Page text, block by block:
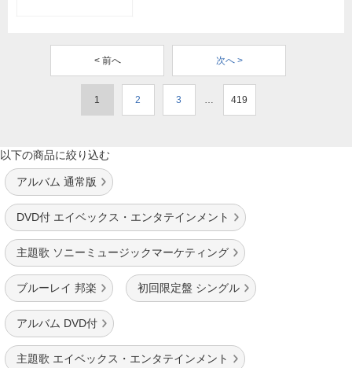
< 前へ 次へ >
1 2 3 … 419
以下の商品に絞り込む
アルバム 通常版
DVD付 エイベックス・エンタテインメント
主題歌 ソニーミュージックマーケティング
ブルーレイ 邦楽 初回限定盤 シングル
アルバム DVD付
主題歌 エイベックス・エンタテインメント